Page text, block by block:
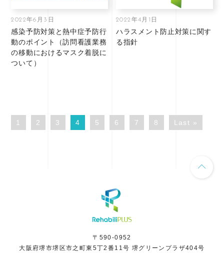
2022年6月3日
感染予防対策と熱中症予防行
動のポイント（訪問看護業務
の移動におけるマスク着脱に
ついて）
2022年4月1日
ハラスメント防止対策に関す
る指針
1 2 3 4 5 6 7 8 Last »
〒590-0952
大阪府堺市堺区市之町東5丁2番11号 堺グリーンプラザ404号